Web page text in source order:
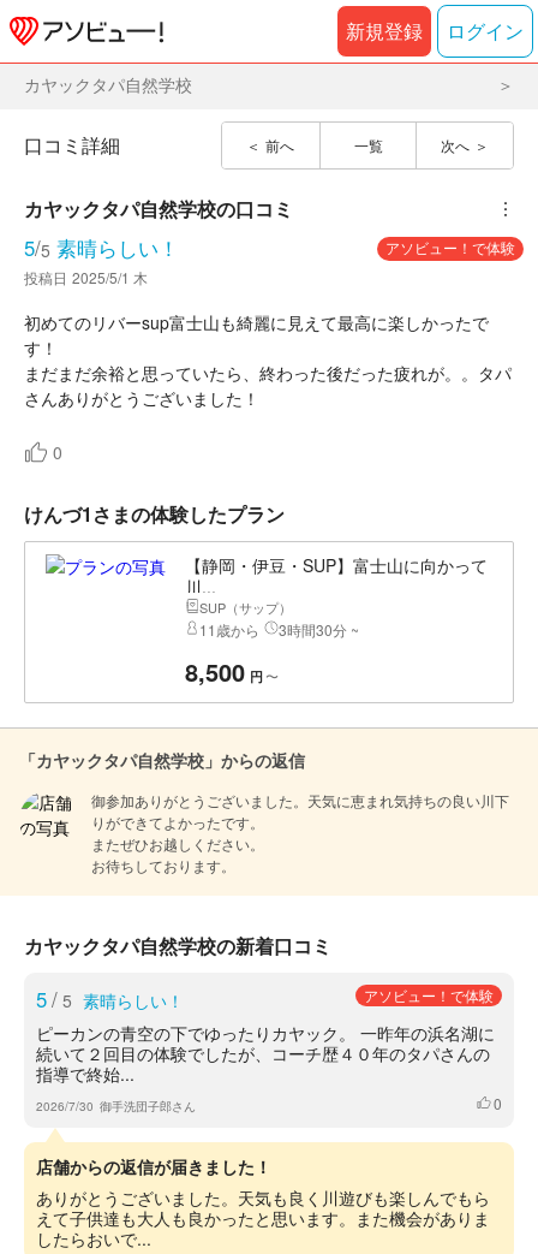
新規登録 ログイン
カヤックタパ自然学校
前へ 一覧 次へ
口コミ詳細
カヤックタパ自然学校の口コミ ︙
5/5 素晴らしい！
アソビュー！で体験
投稿日 2025/5/1 木
初めてのリバーsup富士山も綺麗に見えて最高に楽しかったで
す！
まだまだ余裕と思っていたら、終わった後だった疲れが。。タパ
さんありがとうございました！
0
けんづ1さまの体験したプラン
【静岡・伊豆・SUP】富士山に向かって
川...
SUP（サップ）
11歳から 3時間30分 ~
8,500 円 〜
「カヤックタパ自然学校」からの返信
御参加ありがとうございました。天気に恵まれ気持ちの良い川下
りができてよかったです。
またぜひお越しください。
お待ちしております。
カヤックタパ自然学校の新着口コミ
5/ 5 素晴らしい！ アソビュー！で体験
ピーカンの青空の下でゆったりカヤック。 一昨年の浜名湖に
続いて２回目の体験でしたが、コーチ歴４０年のタパさんの
指導で終始...
2026/7/30 御手洗団子郎さん いいね
0
店舗からの返信が届きました！
ありがとうございました。天気も良く川遊びも楽しんでもら
えて子供達も大人も良かったと思います。また機会がありま
したらおいで...